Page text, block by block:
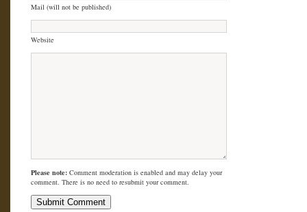
Mail (will not be published)
Website
Please note: Comment moderation is enabled and may delay your
comment. There is no need to resubmit your comment.